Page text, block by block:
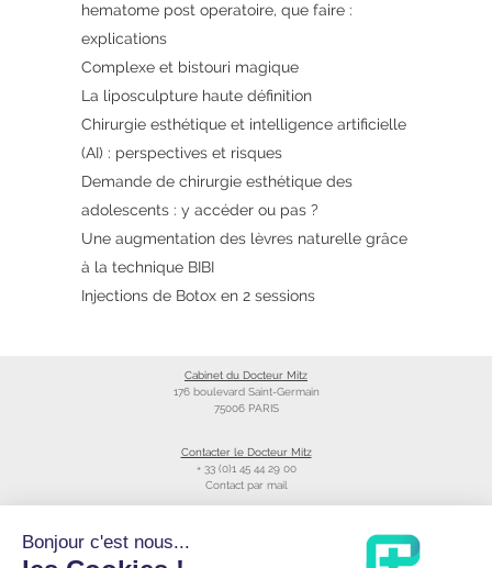
hematome post operatoire, que faire :
explications
Complexe et bistouri magique
La liposculpture haute définition
Chirurgie esthétique et intelligence artificielle
(AI) : perspectives et risques
Demande de chirurgie esthétique des
adolescents : y accéder ou pas ?
Une augmentation des lèvres naturelle grâce
à la technique BIBI
Injections de Botox en 2 sessions
Cabinet du Docteur Mitz
176 boulevard Saint-Germain
75006 PARIS
Contacter le Docteur Mitz
+ 33 (0)1 45 44 29 00
Contact par mail
Bonjour c'est nous...